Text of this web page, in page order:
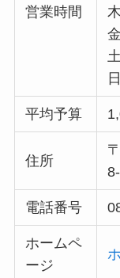
営業時間
平均予算
住所
電話番号
ホームペ
ージ